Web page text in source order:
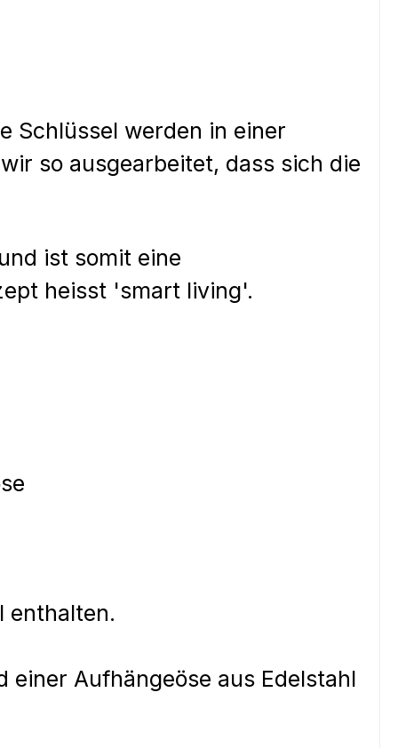
Schlüssel werden in einer
so ausgearbeitet, dass sich die
ist somit eine
heisst 'smart living'.
enthalten.
Aufhängeöse aus Edelstahl